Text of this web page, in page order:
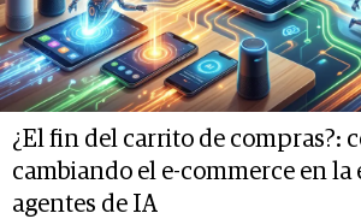
¿El fin del carrito de compras?:
cambiando el e-commerce en la
agentes de IA